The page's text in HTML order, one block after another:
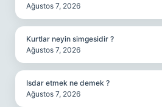
Ağustos 7, 2026
Kurtlar neyin simgesidir ?
Ağustos 7, 2026
Isdar etmek ne demek ?
Ağustos 7, 2026